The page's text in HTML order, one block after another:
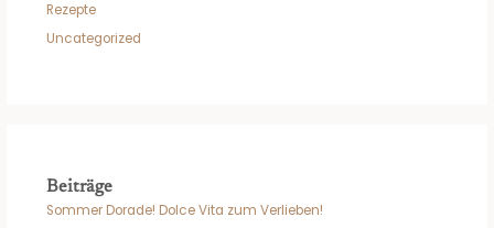
Rezepte
Uncategorized
Beiträge
Sommer Dorade! Dolce Vita zum Verlieben!